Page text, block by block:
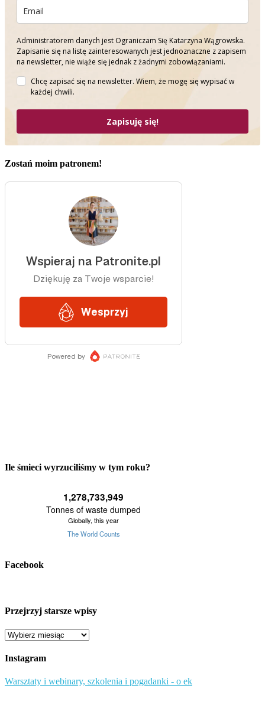
Administratorem danych jest Ograniczam Się Katarzyna Wągrowska.
Zapisanie się na listę zainteresowanych jest jednoznaczne z zapisem
na newsletter, nie wiąże się jednak z żadnymi zobowiązaniami.
Chcę zapisać się na newsletter. Wiem, że mogę się wypisać w
każdej chwili.
Zapisuję się!
Zostań moim patronem!
Ile śmieci wyrzuciliśmy w tym roku?
Facebook
Przejrzyj starsze wpisy
Przejrzyj
wpisy
Instagram
Warsztaty i webinary, szkolenia i pogadanki - o ek